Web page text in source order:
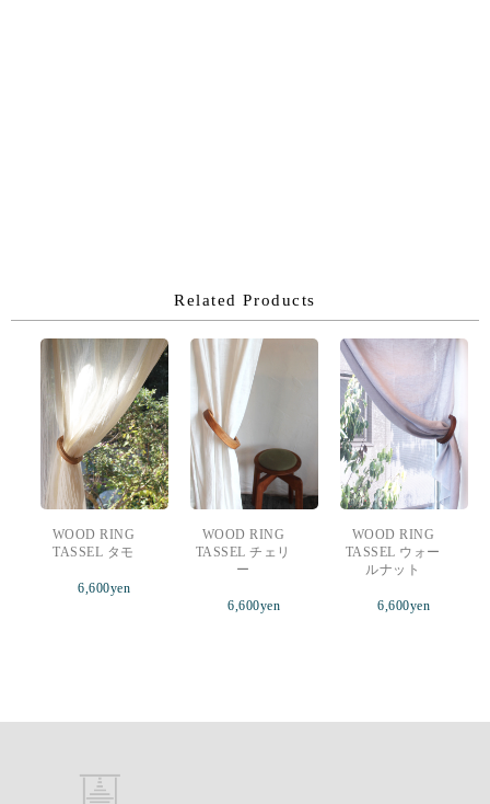
Related Products
WOOD RING
TASSEL タモ
6,600yen
WOOD RING
TASSEL チェリ
ー
6,600yen
WOOD RING
TASSEL ウォー
ルナット
6,600yen